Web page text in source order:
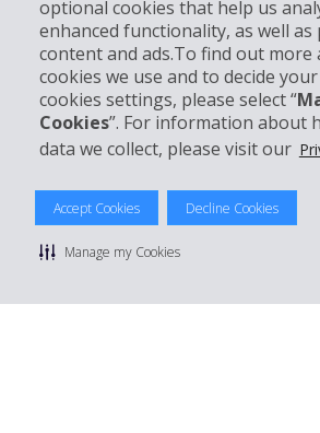
optional cookies that help us
enhanced functionality, as well as
content and ads.To find out more
cookies we use and to decide
cookies settings, please select “
Cookies”. For information about
data we collect, please visit our
Accept Cookies Decline Cookies
Manage my Cookies
Support client
Réserver avec Hertz
© 2026 The Hertz System, Inc.
Politique de confidentialité
Conditions de location |